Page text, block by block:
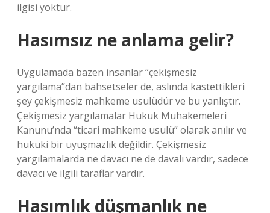
ilgisi yoktur.
Hasımsız ne anlama gelir?
Uygulamada bazen insanlar “çekişmesiz
yargılama”dan bahsetseler de, aslında kastettikleri
şey çekişmesiz mahkeme usulüdür ve bu yanlıştır.
Çekişmesiz yargılamalar Hukuk Muhakemeleri
Kanunu’nda “ticari mahkeme usulü” olarak anılır ve
hukuki bir uyuşmazlık değildir. Çekişmesiz
yargılamalarda ne davacı ne de davalı vardır, sadece
davacı ve ilgili taraflar vardır.
Hasımlık düşmanlık ne